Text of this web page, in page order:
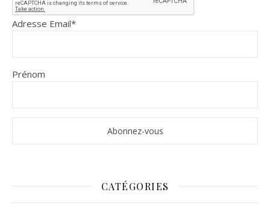
Adresse Email*
Prénom
CATÉGORIES